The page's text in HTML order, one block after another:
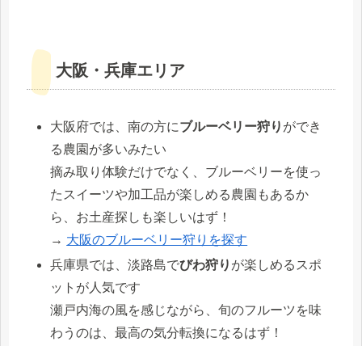
大阪・兵庫エリア
大阪府では、南の方にブルーベリー狩り ができ
る農園が多いみたい
摘み取り体験だけでなく、ブルーベリーを使っ
たスイーツや加工品が楽しめる農園もあるか
ら、お土産探しも楽しいはず！
→ 大阪のブルーベリー狩りを探す
兵庫県では、淡路島でびわ狩り が楽しめるスポ
ットが人気です
瀬戸内海の風を感じながら、旬のフルーツを味
わうのは、最高の気分転換になるはず！